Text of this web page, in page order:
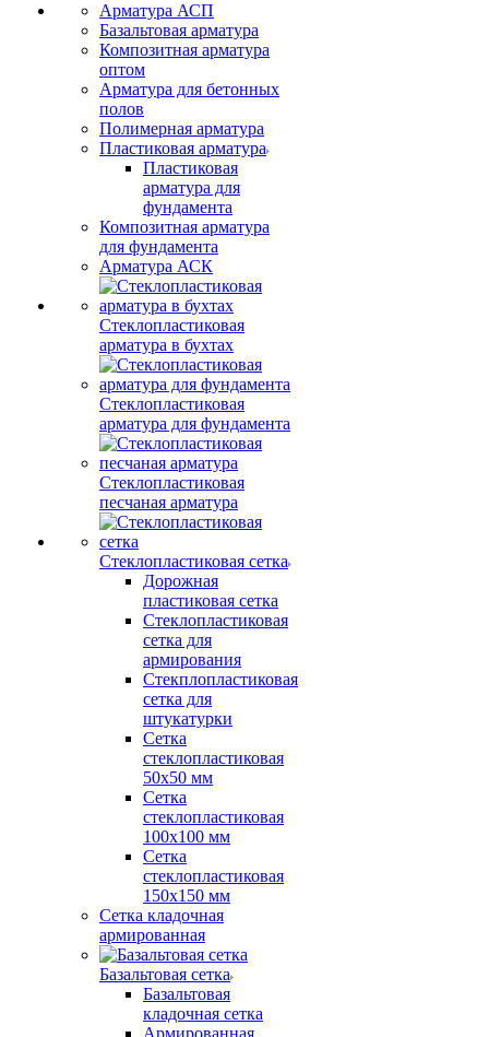
Арматура АСП
Базальтовая арматура
Композитная арматура
оптом
Арматура для бетонных
полов
Полимерная арматура
Пластиковая арматура
Пластиковая
арматура для
фундамента
Композитная арматура
для фундамента
Арматура АСК
Стеклопластиковая
арматура в бухтах
Стеклопластиковая
арматура для фундамента
Стеклопластиковая
песчаная арматура
Стеклопластиковая сетка
Дорожная
пластиковая сетка
Стеклопластиковая
сетка для
армирования
Стекплопластиковая
сетка для
штукатурки
Сетка
стеклопластиковая
50x50 мм
Сетка
стеклопластиковая
100x100 мм
Сетка
стеклопластиковая
150x150 мм
Сетка кладочная
армированная
Базальтовая сетка
Базальтовая
кладочная сетка
Армированная